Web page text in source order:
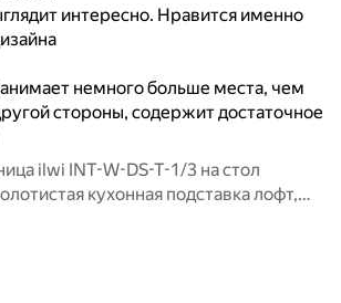
интересно. Нравится именно
немного больше места, чем
стороны, содержит достаточное
ilwi INT-W-DS-T-1/3 на стол
кухонная подставка лофт,
салфеток